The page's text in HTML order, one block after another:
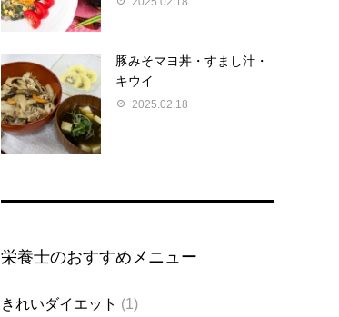
豚みそマヨ丼・すまし汁・
キウイ
2025.02.18
栄養士のおすすめメニュー
きれいダイエット (1)